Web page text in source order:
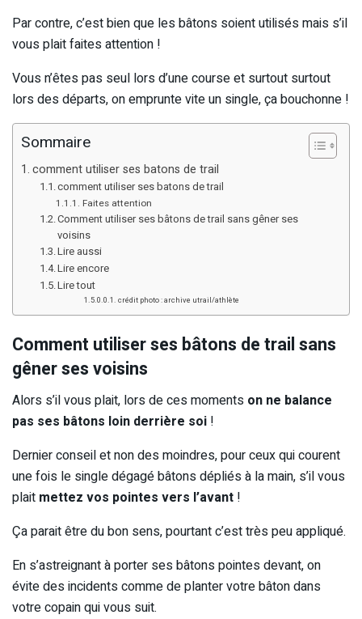
Par contre, c’est bien que les bâtons soient utilisés mais s’il
vous plait faites attention !
Vous n’êtes pas seul lors d’une course et surtout surtout
lors des départs, on emprunte vite un single, ça bouchonne !
Sommaire
comment utiliser ses batons de trail
comment utiliser ses batons de trail
Faites attention
Comment utiliser ses bâtons de trail sans gêner ses
voisins
Lire aussi
Lire encore
Lire tout
crédit photo : archive utrail/athlète
Comment utiliser ses bâtons de trail sans
gêner ses voisins
Alors s’il vous plait, lors de ces moments on ne balance
pas ses bâtons loin derrière soi !
Dernier conseil et non des moindres, pour ceux qui courent
une fois le single dégagé bâtons dépliés à la main, s’il vous
plait mettez vos pointes vers l’avant !
Ça parait être du bon sens, pourtant c’est très peu appliqué.
En s’astreignant à porter ses bâtons pointes devant, on
évite des incidents comme de planter votre bâton dans
votre copain qui vous suit.